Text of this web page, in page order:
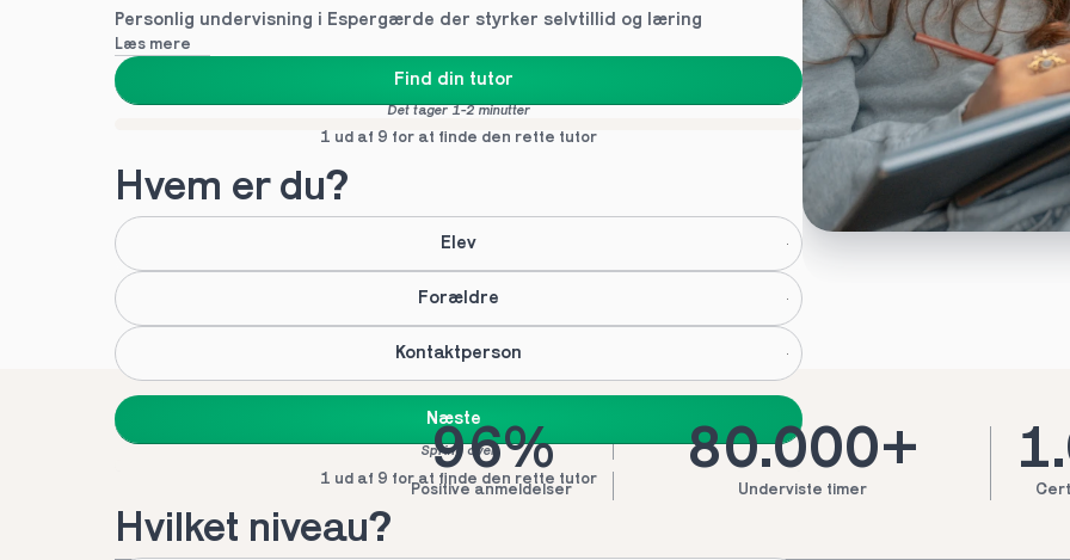
Personlig undervisning i Espergærde der styrker selvtillid og læring
Læs mere
Find din tutor
Det tager 1-2 minutter
1 ud af 9 for at finde den rette tutor
Hvem er du?
Elev
Forældre
Kontaktperson
Næste
Spring over
1 ud af 9 for at finde den rette tutor
Hvilket niveau?
96%
Positive anmeldelser
80.000+
Underviste timer